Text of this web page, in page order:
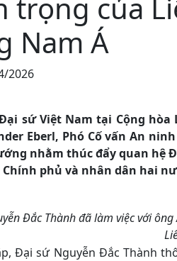
trọng của
Nam Á
2026
sứ Việt Nam tại Cộng
Eberl, Phó Cố vấn An
nhằm thúc đẩy quan hệ
phủ và nhân dân hai
Đắc Thành đã làm việc với
Đại sứ Nguyễn Đắc Thành